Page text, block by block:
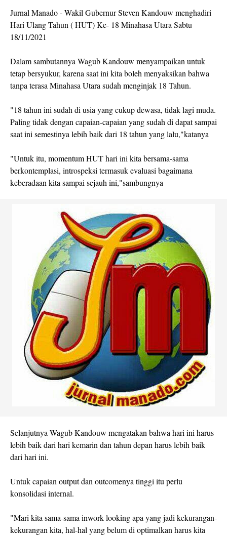
Jurnal Manado - Wakil Gubernur Steven Kandouw menghadiri
Hari Ulang Tahun ( HUT) Ke- 18 Minahasa Utara Sabtu
18/11/2021
Dalam sambutannya Wagub Kandouw menyampaikan untuk
tetap bersyukur, karena saat ini kita boleh menyaksikan bahwa
tanpa terasa Minahasa Utara sudah menginjak 18 Tahun.
"18 tahun ini sudah di usia yang cukup dewasa, tidak lagi muda.
Paling tidak dengan capaian-capaian yang sudah di dapat sampai
saat ini semestinya lebih baik dari 18 tahun yang lalu,"katanya
"Untuk itu, momentum HUT hari ini kita bersama-sama
berkontemplasi, introspeksi termasuk evaluasi bagaimana
keberadaan kita sampai sejauh ini,"sambungnya
Selanjutnya Wagub Kandouw mengatakan bahwa hari ini harus
lebih baik dari hari kemarin dan tahun depan harus lebih baik
dari hari ini.
Untuk capaian output dan outcomenya tinggi itu perlu
konsolidasi internal.
"Mari kita sama-sama inwork looking apa yang jadi kekurangan-
kekurangan kita, hal-hal yang belum di optimalkan harus kita